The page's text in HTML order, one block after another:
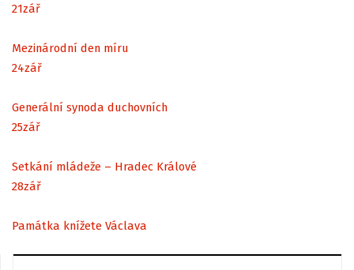
21zář
Mezinárodní den míru
24zář
Generální synoda duchovních
25zář
Setkání mládeže – Hradec Králové
28zář
Památka knížete Václava